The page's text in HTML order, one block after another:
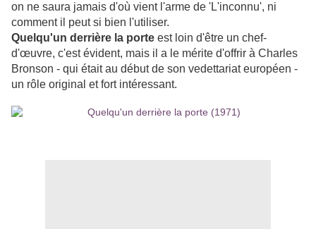
on ne saura jamais d'où vient l'arme de 'L'inconnu', ni
comment il peut si bien l'utiliser.
Quelqu'un derrière la porte est loin d'être un chef-
d'œuvre, c'est évident, mais il a le mérite d'offrir à Charles
Bronson - qui était au début de son vedettariat européen -
un rôle original et fort intéressant.